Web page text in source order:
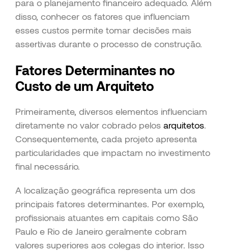
para o planejamento financeiro adequado. Além
disso, conhecer os fatores que influenciam
esses custos permite tomar decisões mais
assertivas durante o processo de construção.
Fatores Determinantes no
Custo de um Arquiteto
Primeiramente, diversos elementos influenciam
diretamente no valor cobrado pelos arquitetos.
Consequentemente, cada projeto apresenta
particularidades que impactam no investimento
final necessário.
A localização geográfica representa um dos
principais fatores determinantes. Por exemplo,
profissionais atuantes em capitais como São
Paulo e Rio de Janeiro geralmente cobram
valores superiores aos colegas do interior. Isso